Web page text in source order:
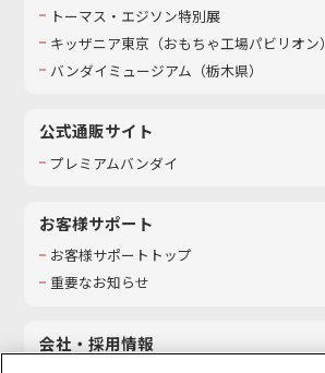
トーマス・エジソン特別展
キッザニア東京（おもちゃ工場パビリオン）​
バンダイミュージアム（栃木県）
公式通販サイト
プレミアムバンダイ
お客様サポート
お客様サポートトップ
重要なお知らせ
会社・採用情報